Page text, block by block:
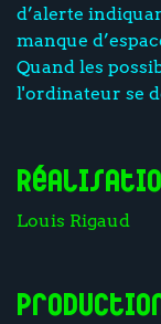
d’alerte
manque
Quand les
l'ordinateur se
Louis Rigaud